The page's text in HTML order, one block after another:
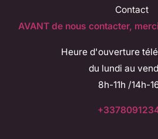
Contact
AVANT de nous contacter,
Heure d'ouverture
du lundi au
8h-11h /14h-